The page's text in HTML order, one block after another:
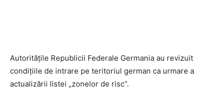
Autoritățile Republicii Federale Germania au revizuit
condițiile de intrare pe teritoriul german ca urmare a
actualizării listei „zonelor de risc“.